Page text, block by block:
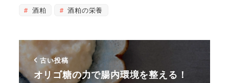
酒粕 酒粕の栄養
古い投稿
オリゴ糖の力で腸内環境を整える！